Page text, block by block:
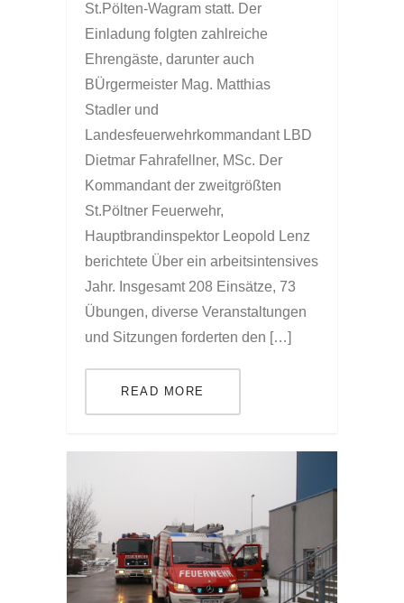
St.Pölten-Wagram statt. Der
Einladung folgten zahlreiche
Ehrengäste, darunter auch
BÜrgermeister Mag. Matthias
Stadler und
Landesfeuerwehrkommandant LBD
Dietmar Fahrafellner, MSc. Der
Kommandant der zweitgrößten
St.Pöltner Feuerwehr,
Hauptbrandinspektor Leopold Lenz
berichtete Über ein arbeitsintensives
Jahr. Insgesamt 208 Einsätze, 73
Übungen, diverse Veranstaltungen
und Sitzungen forderten den […]
READ MORE